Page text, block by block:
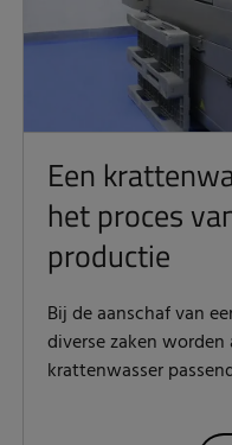
Een
het proces
productie
Bij de aanschaf van
diverse zaken
krattenwasser